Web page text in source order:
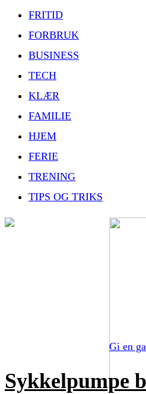
FRITID
FORBRUK
BUSINESS
TECH
KLÆR
FAMILIE
HJEM
FERIE
TRENING
TIPS OG TRIKS
Gi en
Sykkelpumpe